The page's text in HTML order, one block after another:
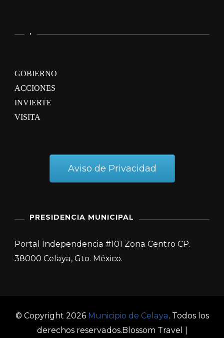
.
GOBIERNO
ACCIONES
INVIERTE
VISITA
Aviso de Privacidad
PRESIDENCIA MUNICIPAL
Portal Independencia #101 Zona Centro CP.
38000 Celaya, Gto. México.
© Copyright 2026 Municipio de Celaya. Todos los
derechos reservados. Blossom Travel |